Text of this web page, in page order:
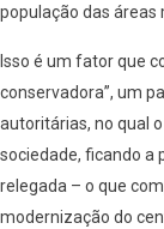
população das áreas
Isso é um fator que
conservadora”, um
autoritárias, no qual
sociedade, ficando a
relegada – o que
modernização do